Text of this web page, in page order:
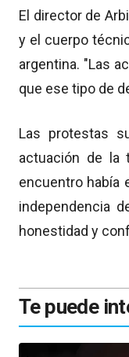
El director de
y el cuerpo
argentina. "Las
que ese tipo de
Las protestas
actuación de la
encuentro había
independencia
honestidad y
Te puede